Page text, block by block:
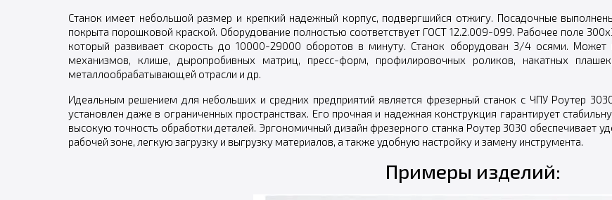
Станок имеет небольшой размер и крепкий надежный корпус, подвергшийся отжигу. Посадочные
покрыта порошковой краской. Оборудование полностью соответствует ГОСТ 12.2.009-099. Рабочее поле
который развивает скорость до 10000-29000 оборотов в минуту. Станок оборудован 3/4 осями. Может
механизмов, клише, дыропробивных матриц, пресс-форм, профилировочных роликов, накатных
металлообрабатывающей отрасли и др.
Идеальным решением для небольших и средних предприятий является фрезерный станок с ЧПУ Роутер
установлен даже в ограниченных пространствах. Его прочная и надежная конструкция гарантирует
высокую точность обработки деталей. Эргономичный дизайн фрезерного станка Роутер 3030 обеспечивает
рабочей зоне, легкую загрузку и выгрузку материалов, а также удобную настройку и замену инструмента.
Примеры изделий: